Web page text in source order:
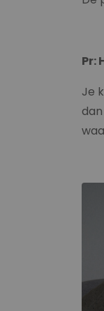
Pr:
Je